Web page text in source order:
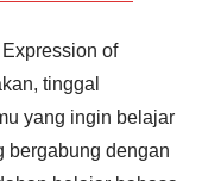
of
tinggal
yang ingin belajar
bergabung dengan